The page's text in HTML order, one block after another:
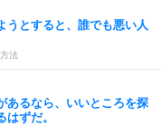
うとすると、誰でも悪い人
法
あるなら、いいところを探
ずだ。